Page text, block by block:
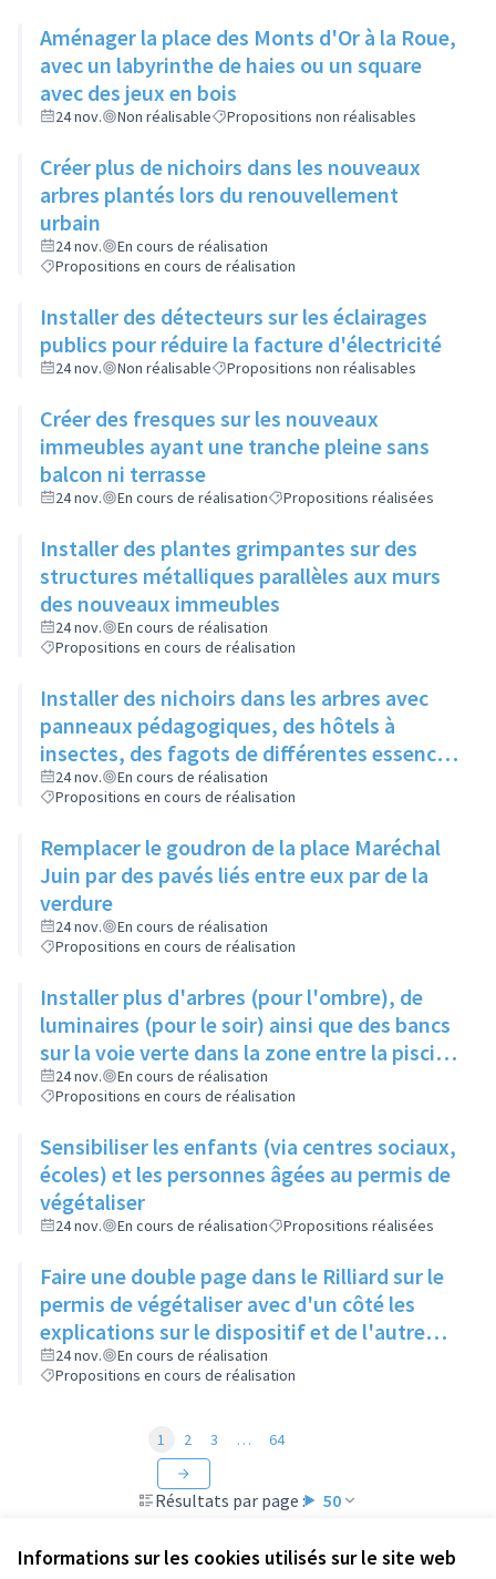
Informations sur les cookies utilisés sur le site web
Aménager la place des Monts d'Or à la Roue,
avec un labyrinthe de haies ou un square
avec des jeux en bois
24 nov. Non réalisable Propositions non réalisables
Créer plus de nichoirs dans les nouveaux
arbres plantés lors du renouvellement
urbain
24 nov.
En cours de réalisation
Propositions en cours de réalisation
Installer des détecteurs sur les éclairages
publics pour réduire la facture d'électricité
24 nov. Non réalisable Propositions non réalisables
Créer des fresques sur les nouveaux
immeubles ayant une tranche pleine sans
balcon ni terrasse
24 nov. En cours de réalisation Propositions réalisées
Installer des plantes grimpantes sur des
structures métalliques parallèles aux murs
des nouveaux immeubles
24 nov.
En cours de réalisation
Propositions en cours de réalisation
Installer des nichoirs dans les arbres avec
panneaux pédagogiques, des hôtels à
insectes, des fagots de différentes essences
pour stimuler la biodiversité sur la place du
Château à la Roue
24 nov.
En cours de réalisation
Propositions en cours de réalisation
Remplacer le goudron de la place Maréchal
Juin par des pavés liés entre eux par de la
verdure
24 nov.
En cours de réalisation
Propositions en cours de réalisation
Installer plus d'arbres (pour l'ombre), de
luminaires (pour le soir) ainsi que des bancs
sur la voie verte dans la zone entre la piscine
et la rue de l'Industrie
24 nov.
En cours de réalisation
Propositions en cours de réalisation
Sensibiliser les enfants (via centres sociaux,
écoles) et les personnes âgées au permis de
végétaliser
24 nov. En cours de réalisation Propositions réalisées
Faire une double page dans le Rilliard sur le
permis de végétaliser avec d'un côté les
explications sur le dispositif et de l'autre
côté des exemples concrets de lieux à
investir
24 nov.
En cours de réalisation
Propositions en cours de réalisation
Résultats par page : 50
1 2 3 … 64